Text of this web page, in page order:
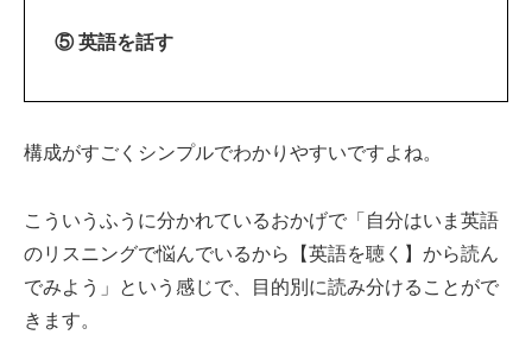
⑤ 英語を話す
構成がすごくシンプルでわかりやすいですよね。
こういうふうに分かれているおかげで「自分はいま英語
のリスニングで悩んでいるから【英語を聴く】から読ん
でみよう」という感じで、目的別に読み分けることがで
きます。